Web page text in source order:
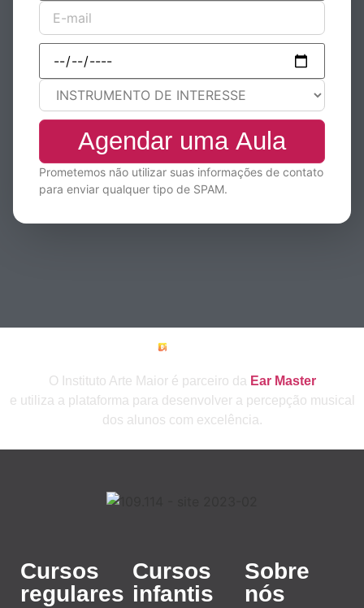
Prometemos não utilizar suas informações de contato
para enviar qualquer tipo de SPAM.
O Instituto Arte Maior é parceiro da Ear Master
e utiliza a plataforma para desenvolver a percepção musical
dos alunos com excelência.
Cursos
regulares
Cursos
infantis
Sobre
nós